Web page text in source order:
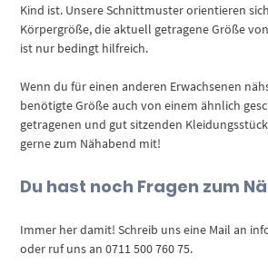
Kind ist. Unsere Schnittmuster orientieren
Körpergröße, die aktuell getragene Größe
ist nur bedingt hilfreich.
Wenn du für einen anderen Erwachsenen
benötigte Größe auch von einem ähnlich
getragenen und gut sitzenden
gerne zum Nähabend mit!
Du hast noch Fragen zum
Immer her damit! Schreib uns eine Mail an
oder ruf uns an 0711 500 760 75.